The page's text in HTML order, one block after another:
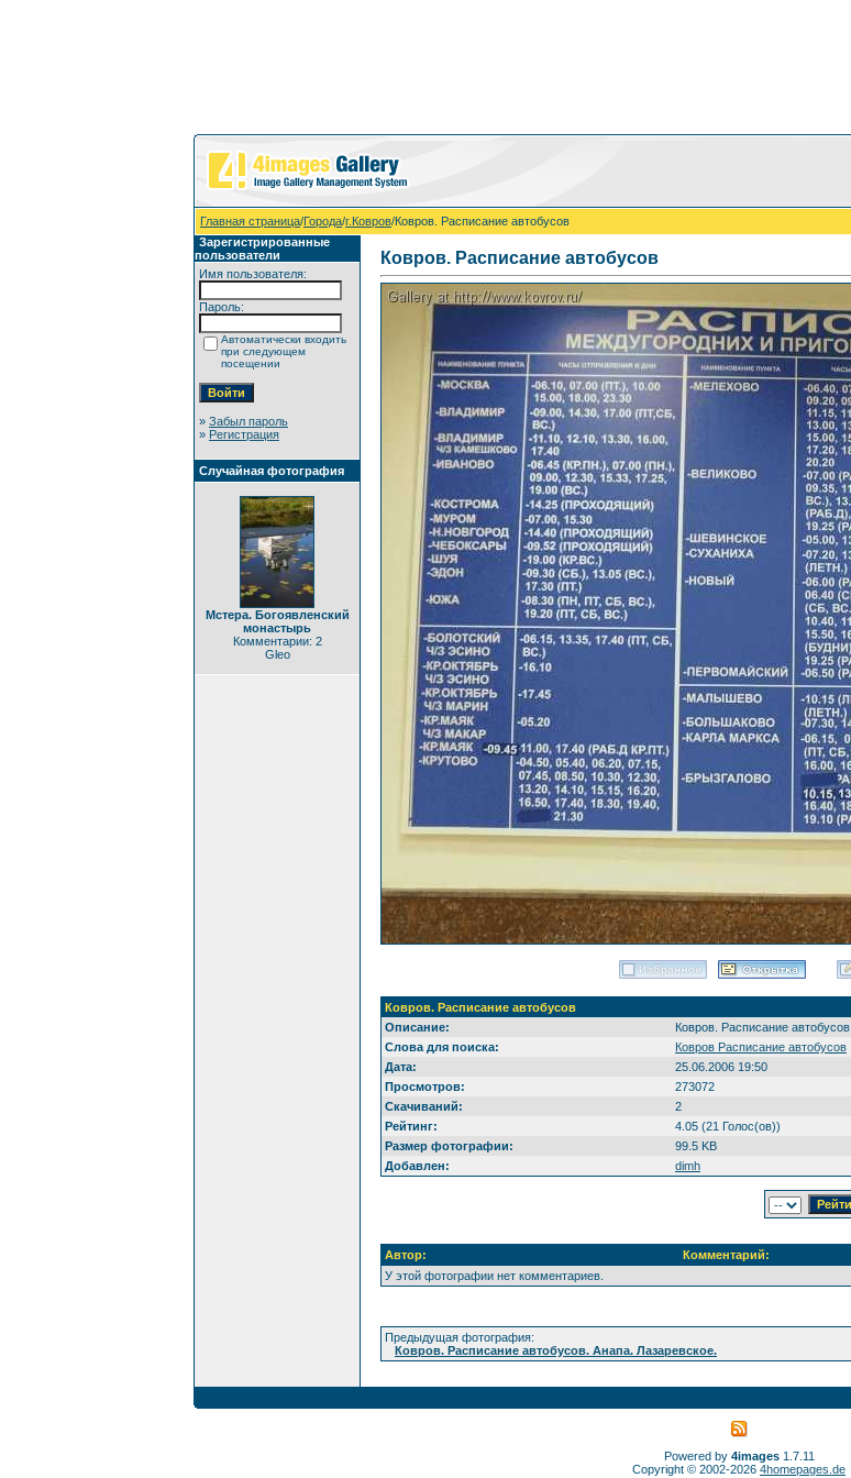
Главная страница/Города/г.Ковров/Ковров. Расписание автобусов
Зарегистрированные
пользователи
Имя пользователя:
Пароль:
Автоматически входить
при следующем
посещении
» Забыл пароль
» Регистрация
Случайная фотография
Мстера. Богоявленский
монастырь
Комментарии: 2
Gleo
Ковров. Расписание автобусов
Ковров. Расписание автобусов
Описание:
Ковров. Расписание автобусов
Слова для поиска:
Ковров Расписание автобусов
Дата:
25.06.2006 19:50
Просмотров:
273072
Скачиваний:
2
Рейтинг:
4.05 (21 Голос(ов))
Размер фотографии:
99.5 KB
Добавлен:
dimh
Автор:
Комментарий:
У этой фотографии нет комментариев.
Предыдущая фотография:
Ковров. Расписание автобусов. Анапа. Лазаревское.
Powered by 4images1.7.11
Copyright © 2002-2026 4homepages.de